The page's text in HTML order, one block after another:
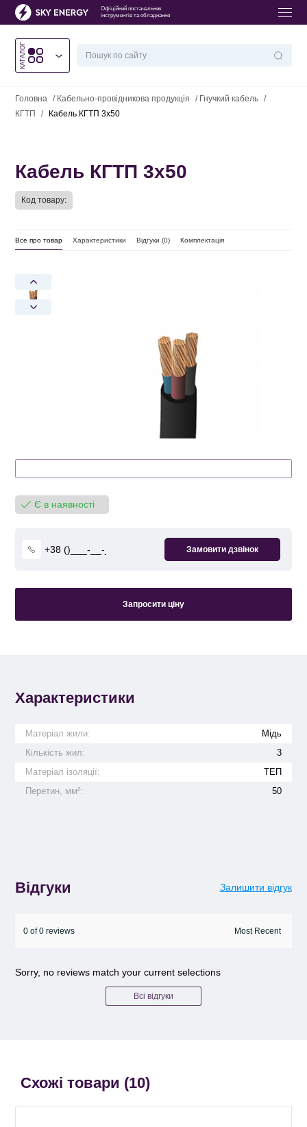
Офіційний постачальник
інструментів та обладнання
КАТАЛОГ
Головна / Кабельно-провідникова продукція / Гнучкий кабель /
КГТП
/ Кабель КГТП 3х50
Кабель КГТП 3х50
Код товару:
Все про товар Характеристики Відгуки (0) Комплектація
Є в наявності
Запросити ціну
Характеристики
Матеріал жили:
Мідь
Кількість жил:
3
Матеріал ізоляції:
ТЕП
Перетин, мм²:
50
Відгуки Залишити відгук
0 of 0 reviews
Sorry, no reviews match your current selections
Всі відгуки
Схожі товари (10)